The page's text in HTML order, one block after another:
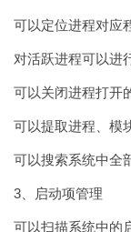
可以定位进程对应
对活跃进程可以进
可以关闭进程打开
可以提取进程、模
可以搜索系统中全
3、启动项管理
可以扫描系统中的